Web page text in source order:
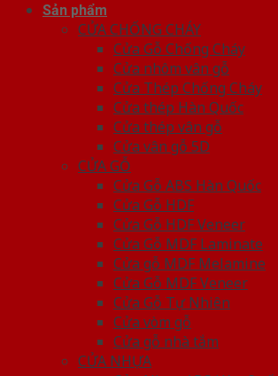
Sản phẩm
CỬA CHỐNG CHÁY
Cửa Gỗ Chống Cháy
Cửa nhôm vân gỗ
Cửa Thép Chống Cháy
Cửa thép Hàn Quốc
Cửa thép vân gỗ
Cửa vân gỗ 5D
CỬA GỖ
Cửa Gỗ ABS Hàn Quốc
Cửa Gỗ HDF
Cửa Gỗ HDF Veneer
Cửa Gỗ MDF Laminate
Cửa gỗ MDF Melamine
Cửa Gỗ MDF Veneer
Cửa Gỗ Tự Nhiên
Cửa vòm gỗ
Cửa gỗ nhà tắm
CỬA NHỰA